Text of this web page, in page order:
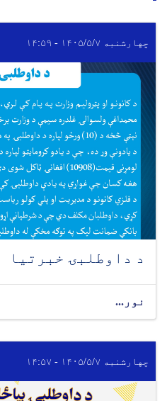
چهارشنبه ۱۴۰۵/۵/۷ - ۱۴:۵۹
د داوطلبۍ خبرتیا
نور...
چهارشنبه ۱۴۰۵/۵/۷ - ۱۴:۵۷